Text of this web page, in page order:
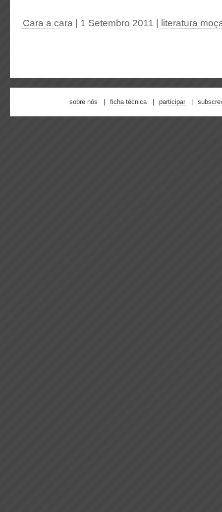
Cara a cara | 1 Setembro 2011 literatura
sobre nós ficha técnica participar